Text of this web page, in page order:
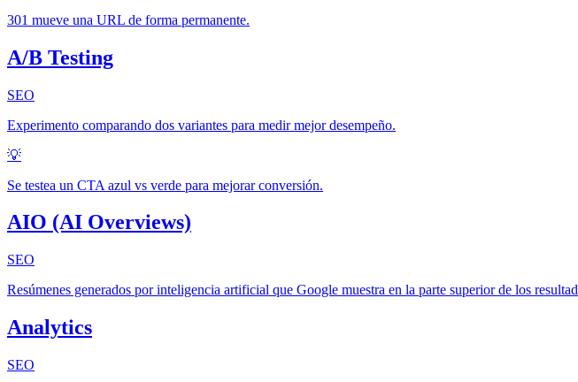
301 mueve una URL de forma permanente.
A/B Testing
SEO
Experimento comparando dos variantes para medir mejor desempeño.
💡
Se testea un CTA azul vs verde para mejorar conversión.
AIO (AI Overviews)
SEO
Resúmenes generados por inteligencia artificial que Google muestra en la parte superior de los
Analytics
SEO